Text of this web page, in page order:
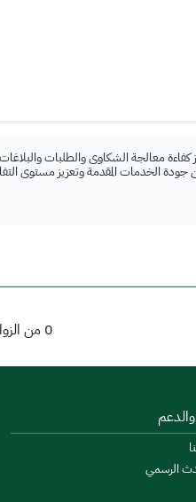
معالجة الشكاوى والطلبات
جودة الخدمات المقدمة وتعزيز مستوى
0 من
الرسمي